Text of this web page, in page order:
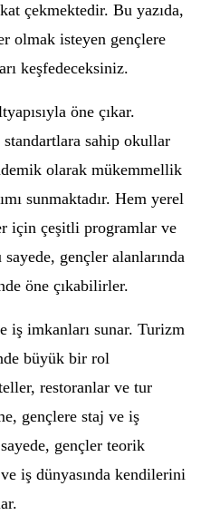
çekmektedir. Bu yazıda,
olmak isteyen gençlere
keşfedeceksiniz.
öne çıkar.
sahip okullar
olarak mükemmellik
sunmaktadır. Hem yerel
için çeşitli programlar ve
gençler alanlarında
öne çıkabilirler.
iş imkanları sunar. Turizm
büyük bir rol
restoranlar ve tur
gençlere staj ve iş
gençler teorik
iş dünyasında kendilerini